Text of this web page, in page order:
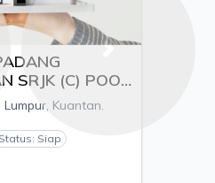
SRJK (C) POOI
KUALA
- PEMAJU
Kuantan.
Status: Siap